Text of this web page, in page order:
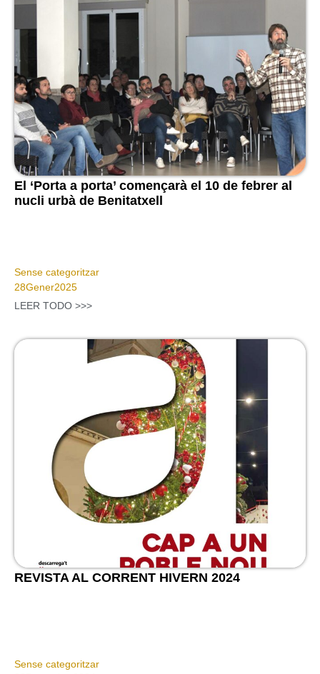
El ‘Porta a porta’ començarà el 10 de febrer al
nucli urbà de Benitatxell
Sense categoritzar
28Gener2025
LEER TODO >>>
REVISTA AL CORRENT HIVERN 2024
Sense categoritzar